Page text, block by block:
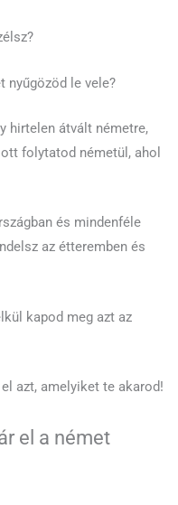
nyűgözöd le vele?
hirtelen átvált németre,
folytatod németül, ahol
és mindenféle
az étteremben és
kapod meg azt az
azt, amelyiket te akarod!
el a német